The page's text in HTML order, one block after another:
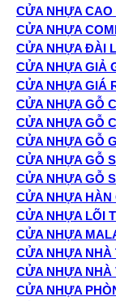
CỬA NHỰA CAO
CỬA NHỰA
CỬA NHỰA ĐÀI
CỬA NHỰA GIẢ
CỬA NHỰA GIÁ
CỬA NHỰA GỖ
CỬA NHỰA GỖ
CỬA NHỰA GỖ
CỬA NHỰA GỖ
CỬA NHỰA GỖ
CỬA NHỰA HÀN
CỬA NHỰA LÕI
CỬA NHỰA
CỬA NHỰA NHÀ
CỬA NHỰA NHÀ
CỬA NHỰA